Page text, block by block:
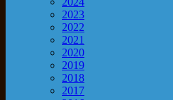
2023
2022
2021
2020
2019
2018
2017